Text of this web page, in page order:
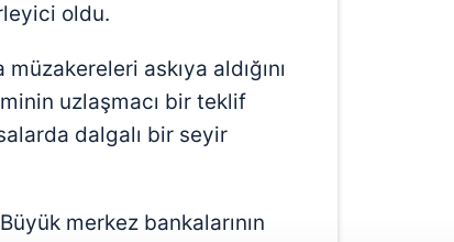
oldu.
müzakereleri askıya aldığını
uzlaşmacı bir teklif
dalgalı bir seyir
Büyük merkez bankalarının